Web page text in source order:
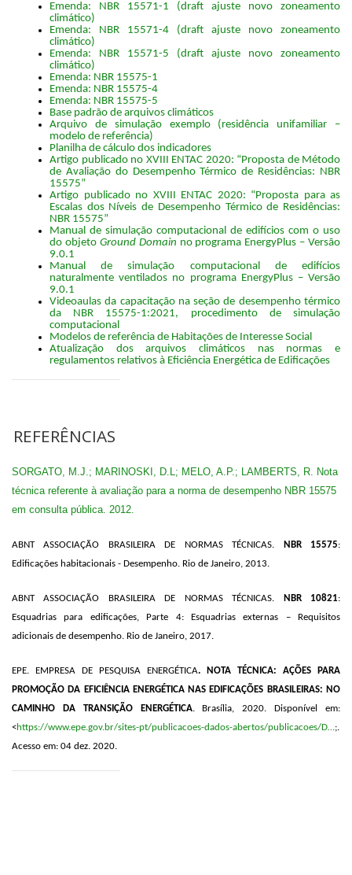
Emenda: NBR 15571-1 (draft ajuste novo zoneamento
climático)
Emenda: NBR 15571-4 (draft ajuste novo zoneamento
climático)
Emenda: NBR 15571-5 (draft ajuste novo zoneamento
climático)
Emenda: NBR 15575-1
Emenda: NBR 15575-4
Emenda: NBR 15575-5
Base padrão de arquivos climáticos
Arquivo de simulação exemplo (residência unifamiliar –
modelo de referência)
Planilha de cálculo dos indicadores
Artigo publicado no XVIII ENTAC 2020: “Proposta de Método
de Avaliação do Desempenho Térmico de Residências: NBR
15575”
Artigo publicado no XVIII ENTAC 2020: “Proposta para as
Escalas dos Níveis de Desempenho Térmico de Residências:
NBR 15575”
Manual de simulação computacional de edifícios com o uso
do objeto Ground Domain no programa EnergyPlus – Versão
9.0.1
Manual de simulação computacional de edifícios
naturalmente ventilados no programa EnergyPlus – Versão
9.0.1
Videoaulas da capacitação na seção de desempenho térmico
da NBR 15575-1:2021, procedimento de simulação
computacional
Modelos de referência de Habitações de Interesse Social
Atualização dos arquivos climáticos nas normas e
regulamentos relativos à Eficiência Energética de Edificações
REFERÊNCIAS
SORGATO, M.J.; MARINOSKI, D.L; MELO, A.P.; LAMBERTS, R. Nota
técnica referente à avaliação para a norma de desempenho NBR 15575
em consulta pública. 2012.
ABNT ASSOCIAÇÃO BRASILEIRA DE NORMAS TÉCNICAS. NBR 15575:
Edificações habitacionais - Desempenho. Rio de Janeiro, 2013.
ABNT ASSOCIAÇÃO BRASILEIRA DE NORMAS TÉCNICAS. NBR 10821:
Esquadrias para edificações, Parte 4: Esquadrias externas – Requisitos
adicionais de desempenho. Rio de Janeiro, 2017.
EPE. EMPRESA DE PESQUISA ENERGÉTICA. NOTA TÉCNICA: AÇÕES PARA
PROMOÇÃO DA EFICIÊNCIA ENERGÉTICA NAS EDIFICAÇÕES BRASILEIRAS: NO
CAMINHO DA TRANSIÇÃO ENERGÉTICA. Brasília, 2020. Disponível em:
<https://www.epe.gov.br/sites-pt/publicacoes-dados-abertos/publicacoes/D…;.
Acesso em: 04 dez. 2020.